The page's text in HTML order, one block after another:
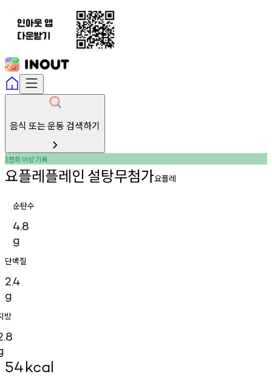
음식 또는 운동 검색하기
1천회 이상기록
요플레플레인 설탕무첨가요플레
순탄수
4.8
g
단백질
2.4
g
방
54kcal